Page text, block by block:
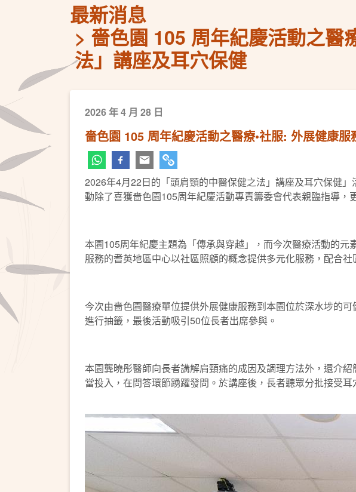
最新消息
嗇色園 105 周年紀慶活動之醫
法」講座及耳穴保健
2026 年 4 月 28 日
嗇色園 105 周年紀慶活動之醫療•社服: 外展健康
2026年4月22日的「頭肩頸的中醫保健之法」講座及耳穴保健
動除了喜獲嗇色園105周年紀慶活動專責籌委會代表親臨指導，
本園105周年紀慶主題為「傳承與穿越」，而今次醫療活動的
服務的耆英地區中心以社區照顧的概念提供多元化服務，配合
今次由嗇色園醫療單位提供外展健康服務到本園位於深水埗的
進行抽籤，最後活動吸引50位長者出席參與。
本園龔曉彤醫師向長者講解肩頸痛的成因及調理方法外，還介
當投入，在問答環節踴躍發問。於講座後，長者聽眾分批接受耳